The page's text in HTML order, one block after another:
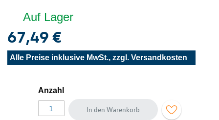
Auf Lager
67,49 €
Alle Preise inklusive MwSt., zzgl. Versandkosten
Anzahl
In den Warenkorb